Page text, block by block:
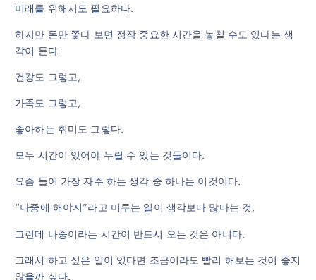
미래를 위해서도 필요하다.
하지만 돈만 쫓다 보면 정작 중요한 시간을 놓칠 수도 있다는 생
각이 든다.
건강도 그렇고,
가족도 그렇고,
좋아하는 취미도 그렇다.
모두 시간이 있어야 누릴 수 있는 것들이다.
요즘 들어 가장 자주 하는 생각 중 하나는 이것이다.
“나중에 해야지”라고 미루는 일이 생각보다 많다는 것.
그런데 나중이라는 시간이 반드시 오는 것은 아니다.
그래서 하고 싶은 일이 있다면 조금이라도 빨리 해보는 것이 좋지
않을까 싶다.